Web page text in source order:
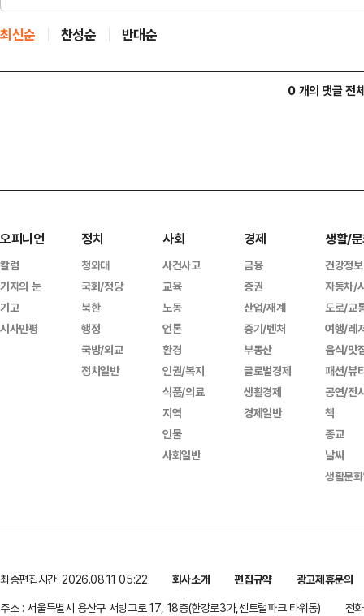
최신순 찬성순 반대순
0 개의 댓글 전
오피니언
칼럼
기자의 눈
기고
시사만평
정치
청와대
국회/정당
북한
행정
국방/외교
정치일반
사회
사건사고
교육
노동
언론
환경
인권/복지
식품/의료
지역
인물
사회일반
경제
금융
증권
산업/재계
중기/벤처
부동산
글로벌경제
생활경제
경제일반
생활/
건강정보
자동차/
도로/교
여행/레
음식/맛
패션/뷰
공연/전
책
종교
날씨
생활문
최종편집시간: 2026.08.11 05:22 회사소개 편집규약
광고제휴문의
주소 : 서울특별시 용산구 서빙고로 17, 18층(한강로3가,센트럴파크 타워동)
전